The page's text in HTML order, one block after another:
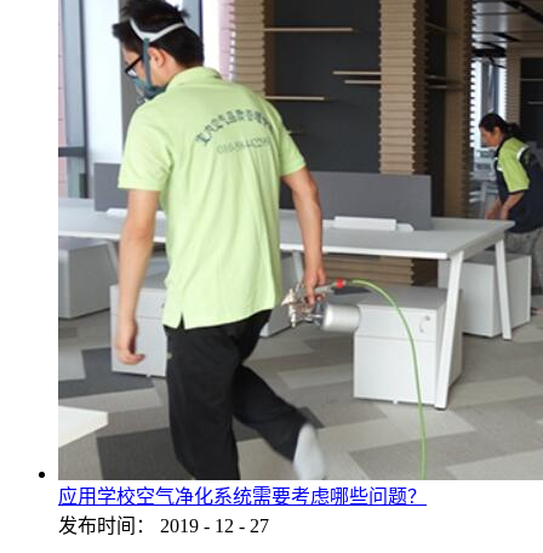
应用学校空气净化系统需要考虑哪些问题？
发布时间：
2019 - 12 - 27